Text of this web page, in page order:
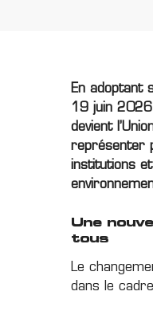
En adoptant
19 juin
devient
représenter
institutions
Une
tous
Le
dans le